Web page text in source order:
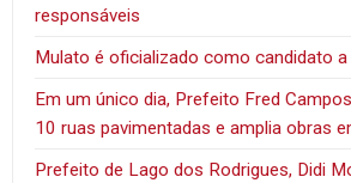
responsáveis
Mulato é oficializado como candidato
Em um único dia, Prefeito Fred
10 ruas pavimentadas e amplia obras
Prefeito de Lago dos Rodrigues, Didi